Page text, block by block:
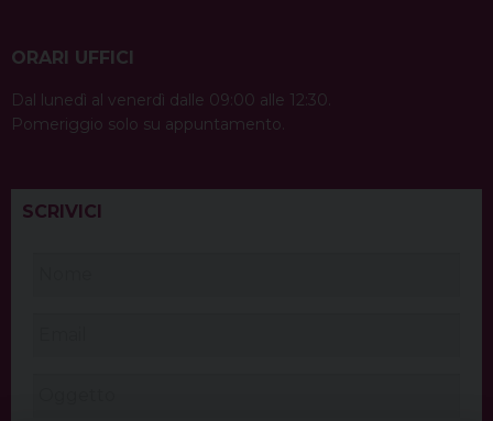
ORARI UFFICI
Dal lunedì al venerdì dalle 09:00 alle 12:30.
Pomeriggio solo su appuntamento.
SCRIVICI